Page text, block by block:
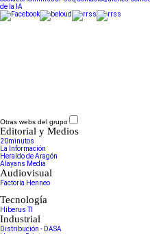
de la IA
Otras webs del grupo
Editorial y Medios
20minutos
La Información
Heraldo de Aragón
Alayans Media
Audiovisual
Factoría Henneo
Tecnología
Hiberus TI
Industrial
Distribución - DASA